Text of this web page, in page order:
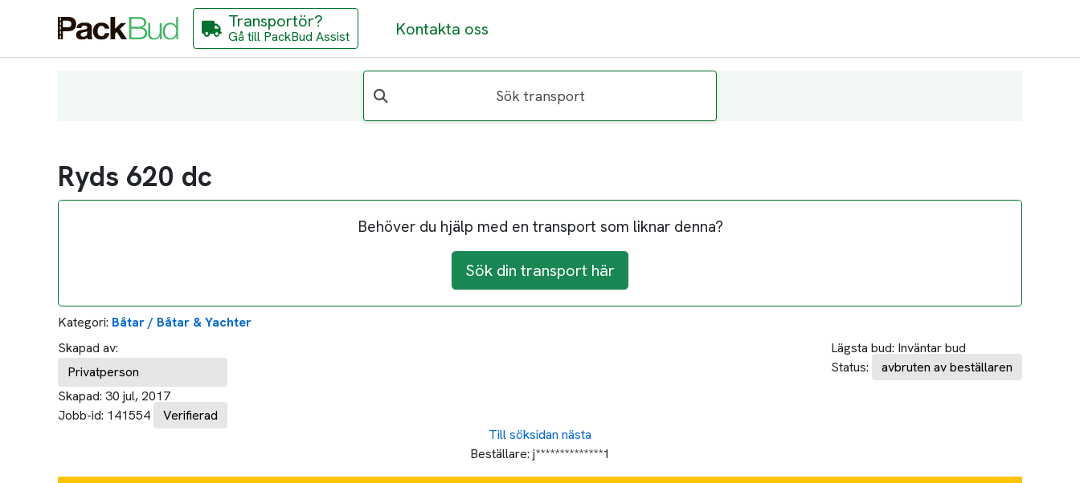
Transportör?
Gå till PackBud Assist Kontakta oss
Sök transport
Ryds 620 dc
Behöver du hjälp med en transport som liknar denna?
Sök din transport här
Kategori: Båtar / Båtar & Yachter
Skapad av:
Privatperson
Skapad: 30 jul, 2017
Jobb-id: 141554 Verifierad
Lägsta bud: Inväntar bud
Status:
avbruten av beställaren
Till söksidan nästa
Beställare: j**************1